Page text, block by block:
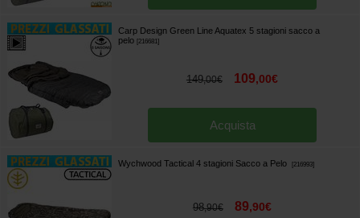
Carp Design Green Line Aquatex 5 stagioni sacco a
pelo [216681]
149,00€ 109,00€
Acquista
Wychwood Tactical 4 stagioni Sacco a Pelo [216993]
98,90€ 89,90€